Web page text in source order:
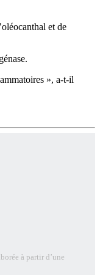
et de
», a-t-il
à partir d’une